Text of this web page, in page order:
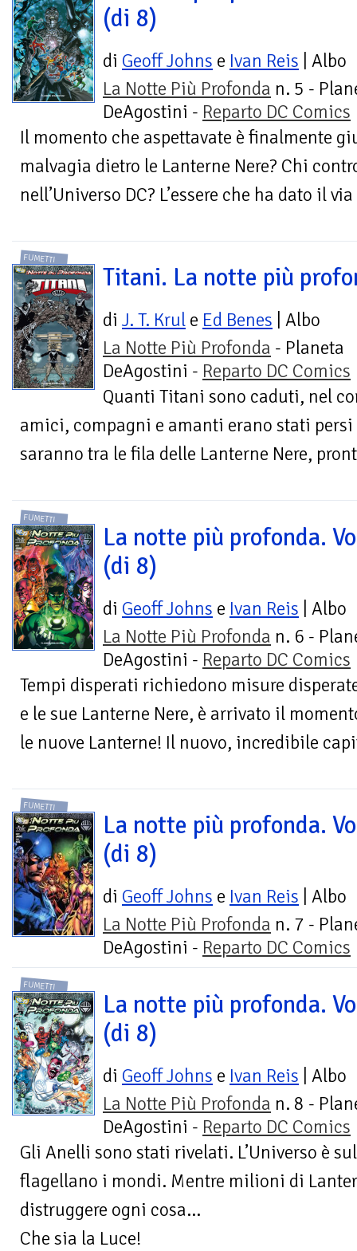
(di 8)
di Geoff Johns e Ivan Reis | Albo
La Notte Più Profonda n. 5 -
DeAgostini - Reparto DC Comics
Il momento che aspettavate è finalmente
malvagia dietro le Lanterne Nere? Chi
nell’Universo DC? L’essere che ha dato il
FUMETTI
Titani. La notte più
di J. T. Krul e Ed Benes | Albo
La Notte Più Profonda - Planeta
DeAgostini - Reparto DC Comics
Quanti Titani sono caduti, nel
amici, compagni e amanti erano stati persi
saranno tra le fila delle Lanterne Nere,
FUMETTI
La notte più profonda.
(di 8)
di Geoff Johns e Ivan Reis | Albo
La Notte Più Profonda n. 6 -
DeAgostini - Reparto DC Comics
Tempi disperati richiedono misure
e le sue Lanterne Nere, è arrivato il
le nuove Lanterne! Il nuovo, incredibile
FUMETTI
La notte più profonda.
(di 8)
di Geoff Johns e Ivan Reis | Albo
La Notte Più Profonda n. 7 -
DeAgostini - Reparto DC Comics
FUMETTI
La notte più profonda.
(di 8)
di Geoff Johns e Ivan Reis | Albo
La Notte Più Profonda n. 8 -
DeAgostini - Reparto DC Comics
Gli Anelli sono stati rivelati. L’Universo è
flagellano i mondi. Mentre milioni di
distruggere ogni cosa…
Che sia la Luce!